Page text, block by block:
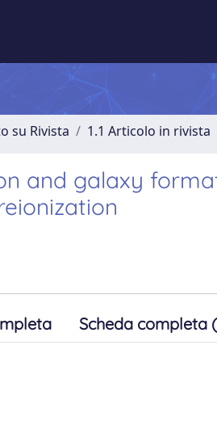
su Rivista 1.1 Articolo in rivista
and galaxy
Scheda completa